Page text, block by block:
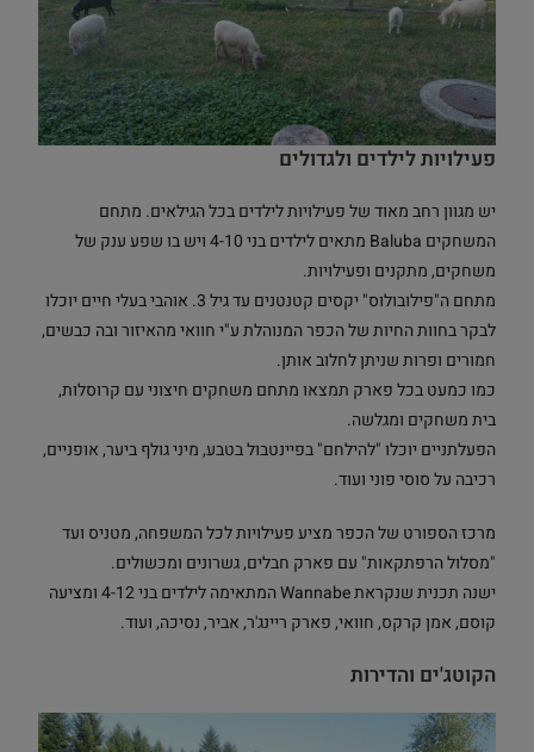
פעילויות לילדים ולגדולים
יש מגוון רחב מאוד של פעילויות לילדים בכל הגילאים. מתחם
המשחקים Baluba מתאים לילדים בני 4-10 ויש בו שפע ענק של
משחקים, מתקנים ופעילויות.
מתחם ה"פילובולוס" יקסים קטנטנים עד גיל 3. אוהבי בעלי חיים יוכלו
לבקר בחוות החיות של הכפר המנוהלת ע"י חוואי מהאיזור ובה כבשים,
חמורים ופרות שניתן לחלוב אותן.
כמו כמעט בכל פארק תמצאו מתחם משחקים חיצוני עם קרוסלות,
בית משחקים ומגלשה.
הפעלתניים יוכלו "להילחם" בפיינטבול בטבע, מיני גולף ביער, אופניים,
רכיבה על סוסי פוני ועוד.
מרכז הספורט של הכפר מציע פעילויות לכל המשפחה, מטניס ועד
"מסלול הרפתקאות" עם פארק חבלים, גשרונים ומכשולים.
ישנה תכנית שנקראת Wannabe המתאימה לילדים בני 4-12 ומציעה
קוסם, אמן קרקס, חוואי, פארק ריינג'ר, אביר, נסיכה, ועוד.
הקוטג'ים והדירות